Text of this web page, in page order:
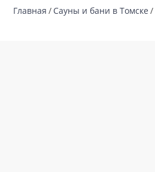
Главная Сауны и бани в Томске